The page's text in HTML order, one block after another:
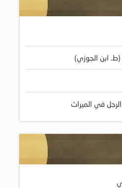
ابن الجوزي)
في الميراث